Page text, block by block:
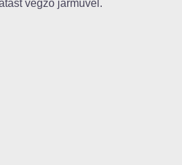
végző járművel.